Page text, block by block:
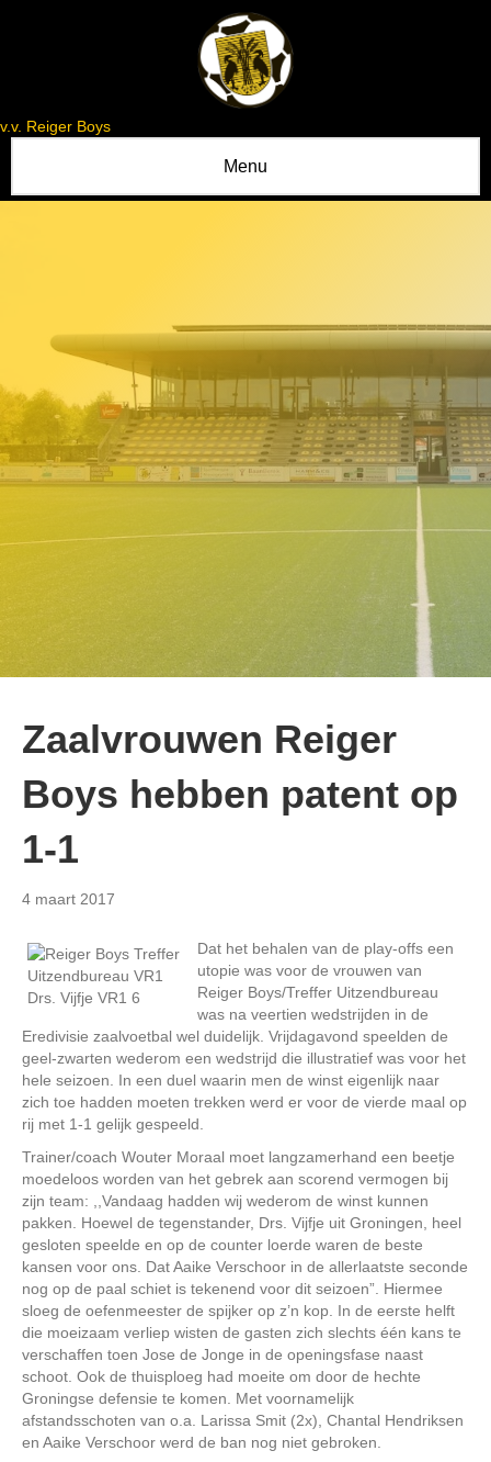
v.v. Reiger Boys
Menu
Zaalvrouwen Reiger
Boys hebben patent op
1-1
4 maart 2017
Dat het behalen van de play-offs een
utopie was voor de vrouwen van
Reiger Boys/Treffer Uitzendbureau
was na veertien wedstrijden in de
Eredivisie zaalvoetbal wel duidelijk. Vrijdagavond speelden de
geel-zwarten wederom een wedstrijd die illustratief was voor het
hele seizoen. In een duel waarin men de winst eigenlijk naar
zich toe hadden moeten trekken werd er voor de vierde maal op
rij met 1-1 gelijk gespeeld.
Trainer/coach Wouter Moraal moet langzamerhand een beetje
moedeloos worden van het gebrek aan scorend vermogen bij
zijn team: ,,Vandaag hadden wij wederom de winst kunnen
pakken. Hoewel de tegenstander, Drs. Vijfje uit Groningen, heel
gesloten speelde en op de counter loerde waren de beste
kansen voor ons. Dat Aaike Verschoor in de allerlaatste seconde
nog op de paal schiet is tekenend voor dit seizoen”. Hiermee
sloeg de oefenmeester de spijker op z’n kop. In de eerste helft
die moeizaam verliep wisten de gasten zich slechts één kans te
verschaffen toen Jose de Jonge in de openingsfase naast
schoot. Ook de thuisploeg had moeite om door de hechte
Groningse defensie te komen. Met voornamelijk
afstandsschoten van o.a. Larissa Smit (2x), Chantal Hendriksen
en Aaike Verschoor werd de ban nog niet gebroken.